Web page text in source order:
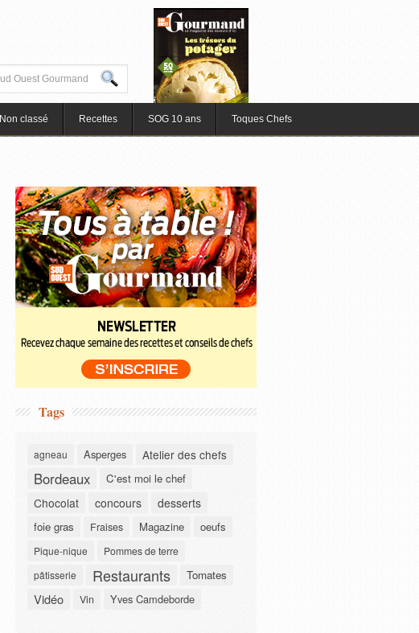
Non classé Recettes SOG 10 ans Toques Chefs
Tags
agneau Asperges Atelier des chefs
Bordeaux C'est moi le chef
Chocolat concours desserts
foie gras Fraises Magazine oeufs
Pique-nique
Pommes de terre
pâtisserie
Restaurants Tomates
Vidéo Vin Yves Camdeborde